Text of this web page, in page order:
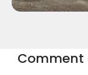
Comment